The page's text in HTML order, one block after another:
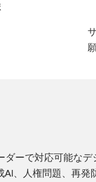
ダーで対応可能なデ
AI、人権問題、再発